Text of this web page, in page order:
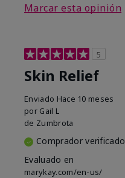
Marcar esta opinión
5
Skin Relief
Enviado Hace 10 meses
por Gail L
de Zumbrota
Comprador verificado
Evaluado en
marykay.com/en-us/